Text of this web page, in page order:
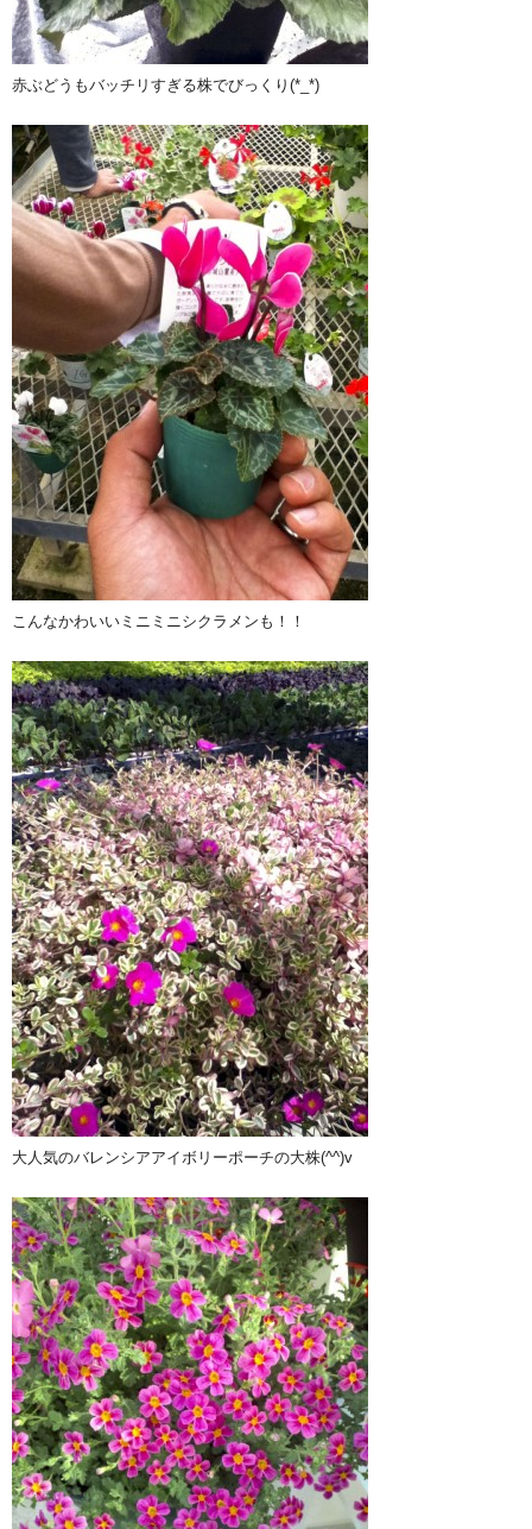
赤ぶどうもバッチリすぎる株でびっくり(*_*)
こんなかわいいミニミニシクラメンも！！
大人気のバレンシアアイボリーポーチの大株(^^)v